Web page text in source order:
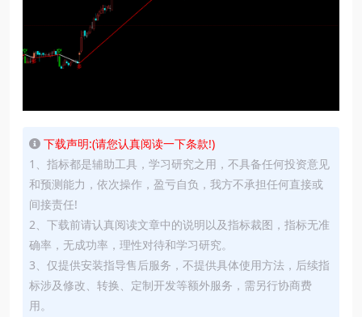
下载声明:(请您认真阅读一下条款!)
1、指标都是辅助工具，学习研究之用，不具备任何投资意见
和预测能力，依次操作，盈亏自负，我方不承担任何直接或
间接责任!
2、下载前请认真阅读文章中的说明以及指标裁图，指标无准
确率，无成功率，理性对待和学习研究。
3、仅提供安装指导售后服务，不提供具体使用方法，后续指
标涉及修改、转换、定制开发等额外服务，需另行协商费
用。